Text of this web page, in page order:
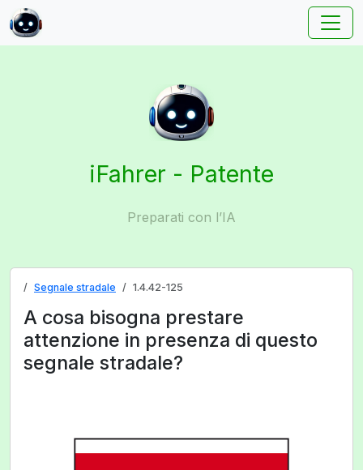
iFahrer - Patente
Preparati con l’IA
Segnale stradale 1.4.42-125
A cosa bisogna prestare
attenzione in presenza di questo
segnale stradale?